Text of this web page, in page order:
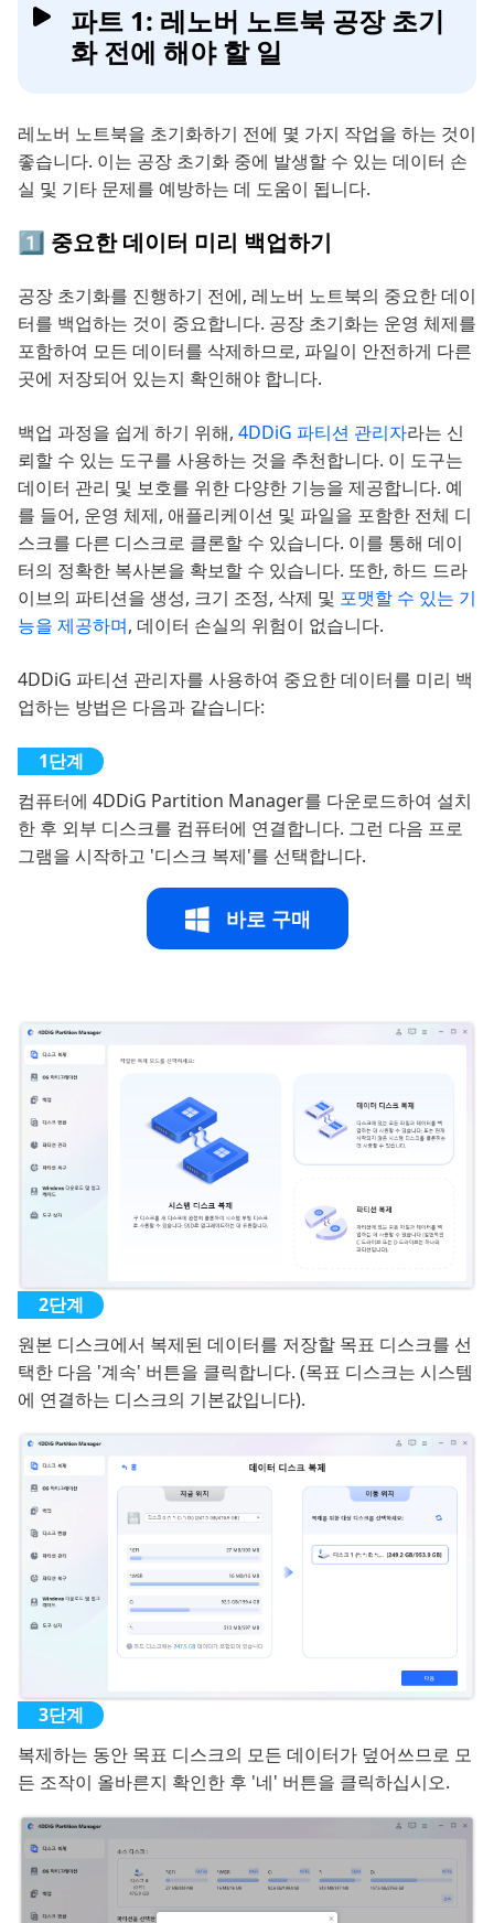
파트 1: 레노버 노트북 공장 초기
화 전에 해야 할 일
레노버 노트북을 초기화하기 전에 몇 가지 작업을 하는 것이
좋습니다. 이는 공장 초기화 중에 발생할 수 있는 데이터 손
실 및 기타 문제를 예방하는 데 도움이 됩니다.
1️⃣ 중요한 데이터 미리 백업하기
공장 초기화를 진행하기 전에, 레노버 노트북의 중요한 데이
터를 백업하는 것이 중요합니다. 공장 초기화는 운영 체제를
포함하여 모든 데이터를 삭제하므로, 파일이 안전하게 다른
곳에 저장되어 있는지 확인해야 합니다.
백업 과정을 쉽게 하기 위해, 4DDiG 파티션 관리자라는 신
뢰할 수 있는 도구를 사용하는 것을 추천합니다. 이 도구는
데이터 관리 및 보호를 위한 다양한 기능을 제공합니다. 예
를 들어, 운영 체제, 애플리케이션 및 파일을 포함한 전체 디
스크를 다른 디스크로 클론할 수 있습니다. 이를 통해 데이
터의 정확한 복사본을 확보할 수 있습니다. 또한, 하드 드라
이브의 파티션을 생성, 크기 조정, 삭제 및 포맷할 수 있는 기
능을 제공하며, 데이터 손실의 위험이 없습니다.
4DDiG 파티션 관리자를 사용하여 중요한 데이터를 미리 백
업하는 방법은 다음과 같습니다:
컴퓨터에 4DDiG Partition Manager를 다운로드하여 설치
한 후 외부 디스크를 컴퓨터에 연결합니다. 그런 다음 프로
그램을 시작하고 '디스크 복제'를 선택합니다.
바로 구매
원본 디스크에서 복제된 데이터를 저장할 목표 디스크를 선
택한 다음 '계속' 버튼을 클릭합니다. (목표 디스크는 시스템
에 연결하는 디스크의 기본값입니다).
복제하는 동안 목표 디스크의 모든 데이터가 덮어쓰므로 모
든 조작이 올바른지 확인한 후 '네' 버튼을 클릭하십시오.